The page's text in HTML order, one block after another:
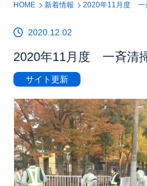
HOME 新着情報 2020年11月度 一
2020.12.02
2020年11月度 一斉清
サイト更新